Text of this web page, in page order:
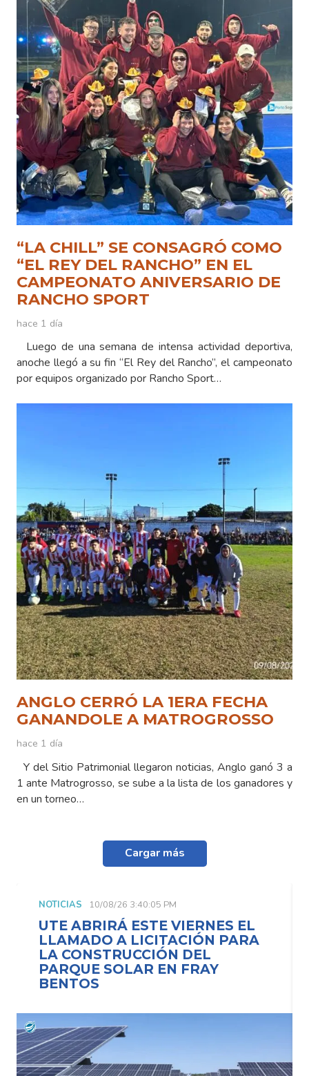
“LA CHILL” SE CONSAGRÓ COMO
“EL REY DEL RANCHO” EN EL
CAMPEONATO ANIVERSARIO DE
RANCHO SPORT
hace 1 día
Luego de una semana de intensa actividad deportiva,
anoche llegó a su fin “El Rey del Rancho”, el campeonato
por equipos organizado por Rancho Sport…
ANGLO CERRÓ LA 1ERA FECHA
GANANDOLE A MATROGROSSO
hace 1 día
Y del Sitio Patrimonial llegaron noticias, Anglo ganó 3 a
1 ante Matrogrosso, se sube a la lista de los ganadores y
en un torneo…
Cargar más
NOTICIAS 10/08/26 3:40:05 PM
UTE ABRIRÁ ESTE VIERNES EL
LLAMADO A LICITACIÓN PARA
LA CONSTRUCCIÓN DEL
PARQUE SOLAR EN FRAY
BENTOS